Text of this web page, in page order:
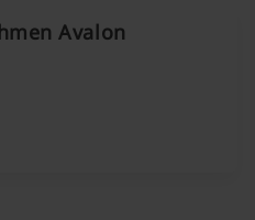
Avalon